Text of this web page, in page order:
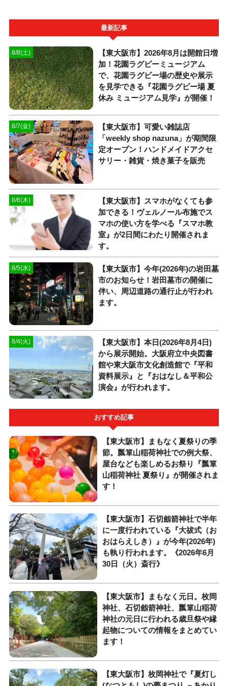
最新記事
8/8(土)
【東大阪市】2026年8月は開館日増
加！花園ラグビーミュージアム
で、花園ラグビー場の歴史や展示
を見学できる『花園ラグビー場 夏
休み ミュージアム見学』が開催！
8/7(金)
【東大阪市】可愛い雑誌店
「weekly shop nazuna」が期間限
定オープン！ハンドメイドアクセ
サリー・雑貨・焼き菓子を販売
8/6(木)
【東大阪市】スマホがなくても参
加できる！ヴェルノール布施でス
マホの使い方を学べる『スマホ教
室』が2日間にわたり開催されま
す。
8/5(水)
【東大阪市】今年(2026年)の岩田墓
市のお知らせ！岩田墓市の開催に
伴い、周辺道路の通行止が行われ
ます。
8/4(火)
【東大阪市】本日(2026年8月4日)
から展示開始。大阪府立中央図書
館や東大阪市文化創造館で『平和
資料展示』と『おはなし＆平和公
演会』が行われます。
おすすめ記事
【東大阪市】まもなく夏祭りの季
節。瓢箪山稲荷神社での例大祭、
屋台なども楽しめるお祭り『瓢箪
山稲荷神社 夏祭り』が開催されま
す！
【東大阪市】石切劔箭神社で半年
に一度行われている『大祓式（お
おはらえしき）』が今年(2026年)
も執り行われます。《2026年6月
30日（火）斎行》
【東大阪市】まもなく元日。枚岡
神社、石切劔箭神社、瓢箪山稲荷
神社の元日に行われる歳旦祭や縁
起物についての情報をまとめてい
ます！
【東大阪市】枚岡神社で『夏灯し